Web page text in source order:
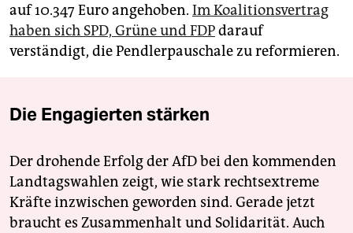
auf 10.347 Euro angehoben. Im Koalitionsvertrag
haben sich SPD, Grüne und FDPdarauf
verständigt, die Pendlerpauschale zu reformieren.
Die Engagierten stärken
Der drohende Erfolg der AfD bei den kommenden
Landtagswahlen zeigt, wie stark rechtsextreme
Kräfte inzwischen geworden sind. Gerade jetzt
braucht es Zusammenhalt und Solidarität. Auch